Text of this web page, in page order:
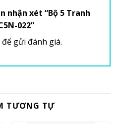
nhận xét “Bộ 5 Tranh
022”
để gửi đánh giá.
TƯƠNG TỰ